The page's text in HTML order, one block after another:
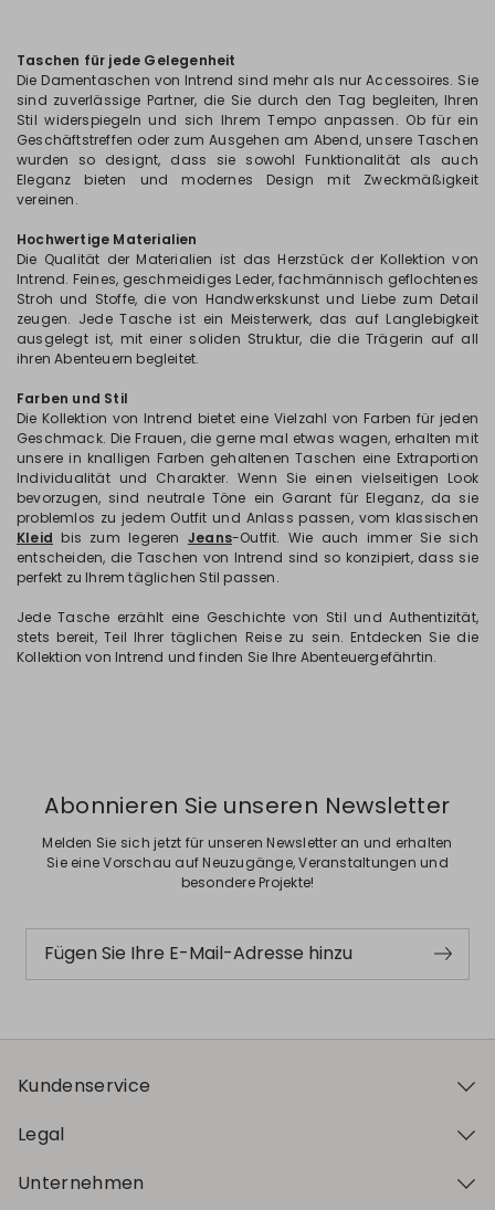
Taschen für jede Gelegenheit
Die Damentaschen von Intrend sind mehr als nur Accessoires. Sie
sind zuverlässige Partner, die Sie durch den Tag begleiten, Ihren
Stil widerspiegeln und sich Ihrem Tempo anpassen. Ob für ein
Geschäftstreffen oder zum Ausgehen am Abend, unsere Taschen
wurden so designt, dass sie sowohl Funktionalität als auch
Eleganz bieten und modernes Design mit Zweckmäßigkeit
vereinen.
Hochwertige Materialien
Die Qualität der Materialien ist das Herzstück der Kollektion von
Intrend. Feines, geschmeidiges Leder, fachmännisch geflochtenes
Stroh und Stoffe, die von Handwerkskunst und Liebe zum Detail
zeugen. Jede Tasche ist ein Meisterwerk, das auf Langlebigkeit
ausgelegt ist, mit einer soliden Struktur, die die Trägerin auf all
ihren Abenteuern begleitet.
Farben und Stil
Die Kollektion von Intrend bietet eine Vielzahl von Farben für jeden
Geschmack. Die Frauen, die gerne mal etwas wagen, erhalten mit
unsere in knalligen Farben gehaltenen Taschen eine Extraportion
Individualität und Charakter. Wenn Sie einen vielseitigen Look
bevorzugen, sind neutrale Töne ein Garant für Eleganz, da sie
problemlos zu jedem Outfit und Anlass passen, vom klassischen
Kleid bis zum legeren Jeans-Outfit. Wie auch immer Sie sich
entscheiden, die Taschen von Intrend sind so konzipiert, dass sie
perfekt zu Ihrem täglichen Stil passen.
Jede Tasche erzählt eine Geschichte von Stil und Authentizität,
stets bereit, Teil Ihrer täglichen Reise zu sein. Entdecken Sie die
Kollektion von Intrend und finden Sie Ihre Abenteuergefährtin.
Abonnieren Sie unseren Newsletter
Melden Sie sich jetzt für unseren Newsletter an und erhalten
Sie eine Vorschau auf Neuzugänge, Veranstaltungen und
besondere Projekte!
Fügen Sie Ihre E-Mail-Adresse hinzu
Kundenservice
Legal
Unternehmen